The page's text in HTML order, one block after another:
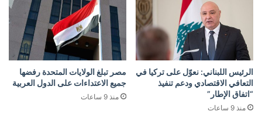
الرئيس اللبناني: نعوّل على تركيا في
التعافي الاقتصادي ودعم تنفيذ
“اتفاق الإطار”
منذ 9 ساعات
مصر تبلغ الولايات المتحدة رفضها
جميع الاعتداءات على الدول العربية
منذ 9 ساعات